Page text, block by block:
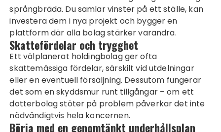
språngbräda. Du samlar vinster på ett ställe, kan
investera dem i nya projekt och bygger en
plattform där alla bolag stärker varandra.
Skattefördelar och trygghet
Ett välplanerat holdingbolag ger ofta
skattemässiga fördelar, särskilt vid utdelningar
eller en eventuell försäljning. Dessutom fungerar
det som en skyddsmur runt tillgångar – om ett
dotterbolag stöter på problem påverkar det inte
nödvändigtvis hela koncernen.
Börja med en genomtänkt underhållsplan